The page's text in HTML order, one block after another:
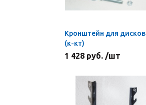
Кронштейн для дисков
(к-кт)
1 428 руб. /шт